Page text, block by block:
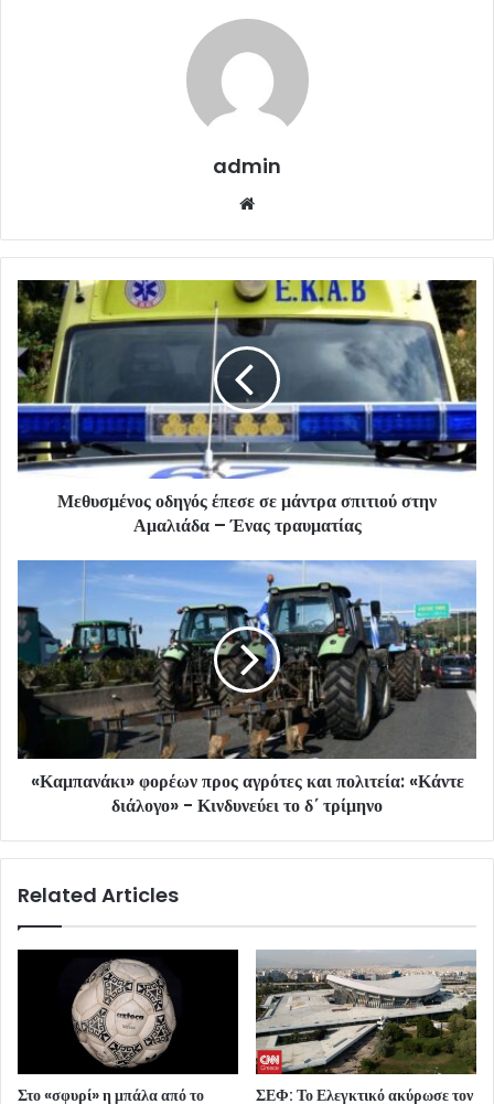
admin
Μεθυσμένος οδηγός έπεσε σε μάντρα σπιτιού στην
Αμαλιάδα – Ένας τραυματίας
«Καμπανάκι» φορέων προς αγρότες και πολιτεία: «Κάντε
διάλογο» - Κινδυνεύει το δ΄ τρίμηνο
Related Articles
Στο «σφυρί» η μπάλα από το
ΣΕΦ: Το Ελεγκτικό ακύρωσε τον